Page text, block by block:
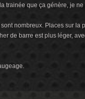
trainée que ça génère, je
nombreux. Places sur la
de barre est plus léger,